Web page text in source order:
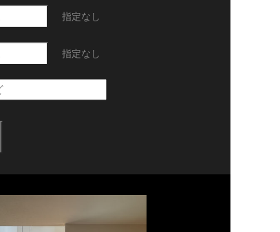
指定なし
指定なし